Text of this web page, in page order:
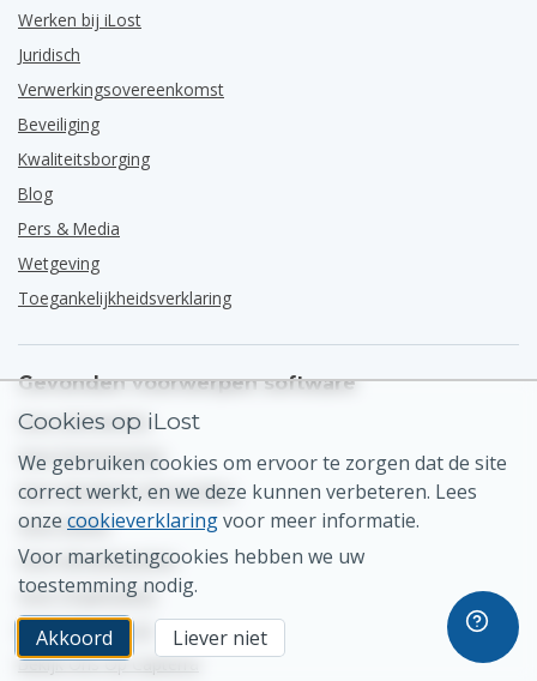
Werken bij iLost
Juridisch
Verwerkingsovereenkomst
Beveiliging
Kwaliteitsborging
Blog
Pers & Media
Wetgeving
Toegankelijkheidsverklaring
Gevonden voorwerpen software
Voor Gemeenten
Voor Evenementen
Voor Openbaar Vervoerders
Voor Hotels
Voor Attractieparken
Voor Organisaties
Bekijk Ons Op G2
Bekijk Ons Op Capterra
Cookies op iLost
We gebruiken cookies om ervoor te zorgen dat de site
correct werkt, en we deze kunnen verbeteren. Lees
onze cookieverklaringvoor meer informatie.
Voor marketingcookies hebben we uw
toestemming nodig.
Akkoord
Liever niet